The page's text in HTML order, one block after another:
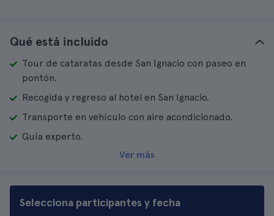
Qué está incluido
Tour de cataratas desde San Ignacio con paseo en
pontón.
Recogida y regreso al hotel en San Ignacio.
Transporte en vehículo con aire acondicionado.
Guía experto.
Ver más
Selecciona participantes y fecha